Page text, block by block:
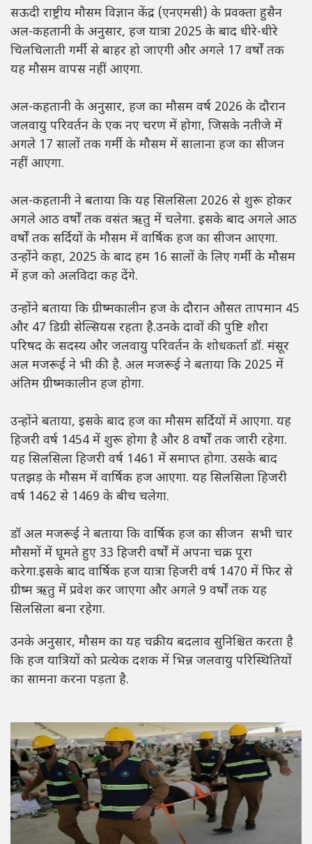
सऊदी राष्ट्रीय मौसम विज्ञान केंद्र (एनएमसी) के प्रवक्ता हुसैन
अल-कहतानी के अनुसार, हज यात्रा 2025 के बाद धीरे-धीरे
चिलचिलाती गर्मी से बाहर हो जाएगी और अगले 17 वर्षों तक
यह मौसम वापस नहीं आएगा.
अल-कहतानी के अनुसार, हज का मौसम वर्ष 2026 के दौरान
जलवायु परिवर्तन के एक नए चरण में होगा, जिसके नतीजे में
अगले 17 सालों तक गर्मी के मौसम में सालाना हज का सीजन
नहीं आएगा.
अल-कहतानी ने बताया कि यह सिलसिला 2026 से शुरू होकर
अगले आठ वर्षों तक वसंत ऋतु में चलेगा. इसके बाद अगले आठ
वर्षों तक सर्दियों के मौसम में वार्षिक हज का सीजन आएगा.
उन्होंने कहा, 2025 के बाद हम 16 सालों के लिए गर्मी के मौसम
में हज को अलविदा कह देंगे.
उन्होंने बताया कि ग्रीष्मकालीन हज के दौरान औसत तापमान 45
और 47 डिग्री सेल्सियस रहता है.उनके दावों की पुष्टि शौरा
परिषद के सदस्य और जलवायु परिवर्तन के शोधकर्ता डॉ. मंसूर
अल मजरूई ने भी की है. अल मजरूई ने बताया कि 2025 में
अंतिम ग्रीष्मकालीन हज होगा.
उन्होंने बताया, इसके बाद हज का मौसम सर्दियों में आएगा. यह
हिजरी वर्ष 1454 में शुरू होगा है और 8 वर्षों तक जारी रहेगा.
यह सिलसिला हिजरी वर्ष 1461 में समाप्त होगा. उसके बाद
पतझड़ के मौसम में वार्षिक हज आएगा. यह सिलसिला हिजरी
वर्ष 1462 से 1469 के बीच चलेगा.
डॉ अल मजरूई ने बताया कि वार्षिक हज का सीजन सभी चार
मौसमों में घूमते हुए 33 हिजरी वर्षों में अपना चक्र पूरा
करेगा.इसके बाद वार्षिक हज यात्रा हिजरी वर्ष 1470 में फिर से
ग्रीष्म ऋतु में प्रवेश कर जाएगा और अगले 9 वर्षों तक यह
सिलसिला बना रहेगा.
उनके अनुसार, मौसम का यह चक्रीय बदलाव सुनिश्चित करता है
कि हज यात्रियों को प्रत्येक दशक में भिन्न जलवायु परिस्थितियों
का सामना करना पड़ता है.